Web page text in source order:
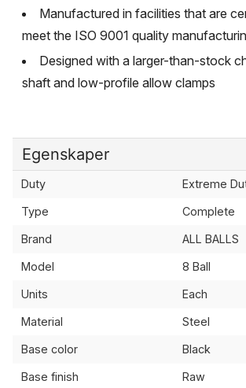
Manufactured in facilities that are
meet the ISO 9001 quality
Designed with a larger-than-stock
shaft and low-profile allow clamps
Egenskaper
Duty Extreme
Type Complete
Brand ALL BALLS
Model 8 Ball
Units Each
Material Steel
Base color Black
Base finish Raw